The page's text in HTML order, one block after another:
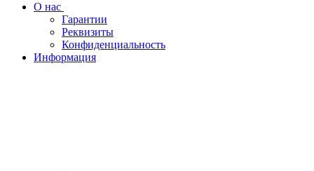
О нас
Гарантии
Реквизиты
Конфиденциальность
Информация